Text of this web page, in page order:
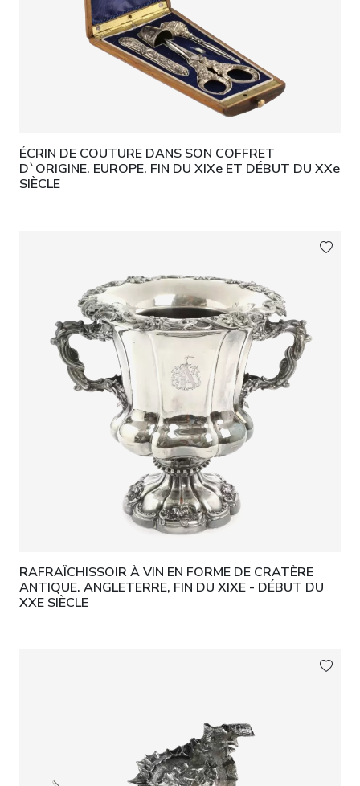
ÉCRIN DE COUTURE DANS SON COFFRET
D`ORIGINE. EUROPE. FIN DU XIXe ET DÉBUT DU XXe
SIÈCLE
RAFRAÎCHISSOIR À VIN EN FORME DE CRATÈRE
ANTIQUE. ANGLETERRE, FIN DU XIXE - DÉBUT DU
XXE SIÈCLE